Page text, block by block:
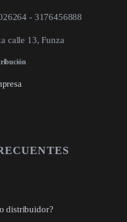
- 3176456888
calle 13, Funza
distribuidor?